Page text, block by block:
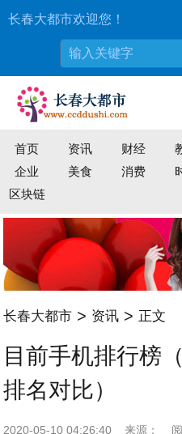
长春大都市欢迎您！
首页 资讯 财经
企业
美食 消费
区块链
长春大都市 > 资讯 > 正文
目前手机排行榜
排名对比）
2020-05-10 04:26:40 来源：